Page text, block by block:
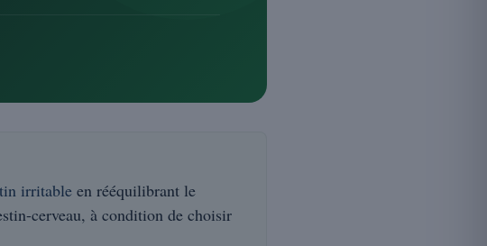
irritable en rééquilibrant le
cerveau, à condition de choisir